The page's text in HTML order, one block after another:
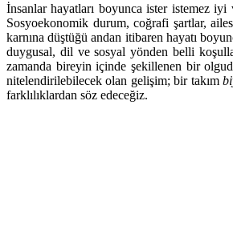
İnsanlar hayatları boyunca ister istemez
Sosyoekonomik durum, coğrafi şartlar,
karnına düştüğü andan itibaren hayatı
duygusal, dil ve sosyal yönden belli
zamanda bireyin içinde şekillenen bir
nitelendirilebilecek olan gelişim; bir takım
farklılıklardan söz edeceğiz.